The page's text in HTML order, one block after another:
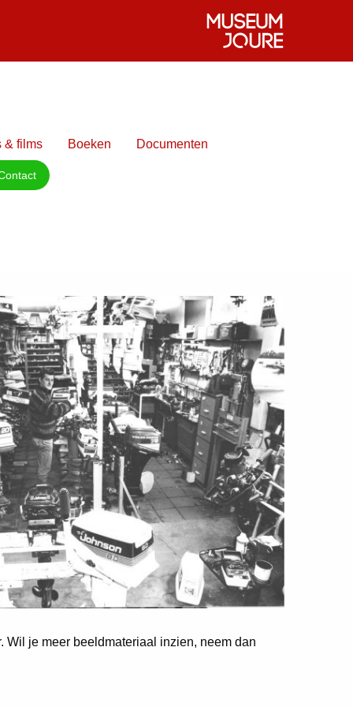
& films Boeken Documenten
Wil je meer beeldmateriaal inzien, neem dan